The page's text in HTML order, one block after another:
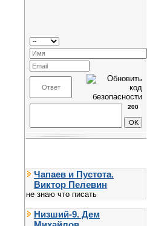
200
Чапаев и Пустота.
Виктор Пелевин
не знаю что писать
Низший-9. Дем